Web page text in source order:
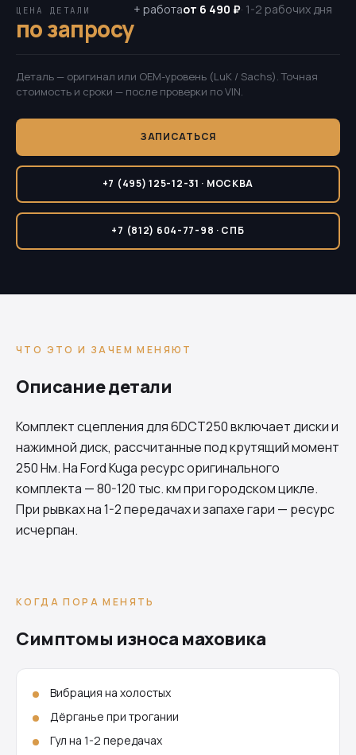
ЦЕНА ДЕТАЛИ
по запросу
+ работаот 6 490 ₽· 1-2 рабочих дня
Деталь — оригинал или OEM-уровень (LuK / Sachs). Точная
стоимость и сроки — после проверки по VIN.
ЗАПИСАТЬСЯ
+7 (495) 125-12-31 · МОСКВА
+7 (812) 604-77-98 · СПБ
ЧТО ЭТО И ЗАЧЕМ МЕНЯЮТ
Описание детали
Комплект сцепления для6DCT250включает диски и
нажимной диск, рассчитанные под крутящий момент
250 Нм. На Ford Kuga ресурс оригинального
комплекта — 80-120 тыс. км при городском цикле.
При рывках на 1-2 передачах и запахе гари — ресурс
исчерпан.
КОГДА ПОРА МЕНЯТЬ
Симптомы износа маховика
Вибрация на холостых
Дёрганье при трогании
Гул на 1-2 передачах